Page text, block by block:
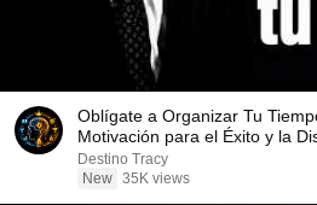
Oblígate a Organizar Tu
Motivación para el Éxito y la
Destino Tracy
New 35K views